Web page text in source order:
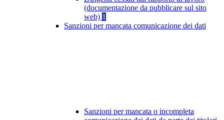
(documentazione da pubblicare sul sito
web) 1
Sanzioni per mancata comunicazione dei dati
Sanzioni per mancata o incompleta